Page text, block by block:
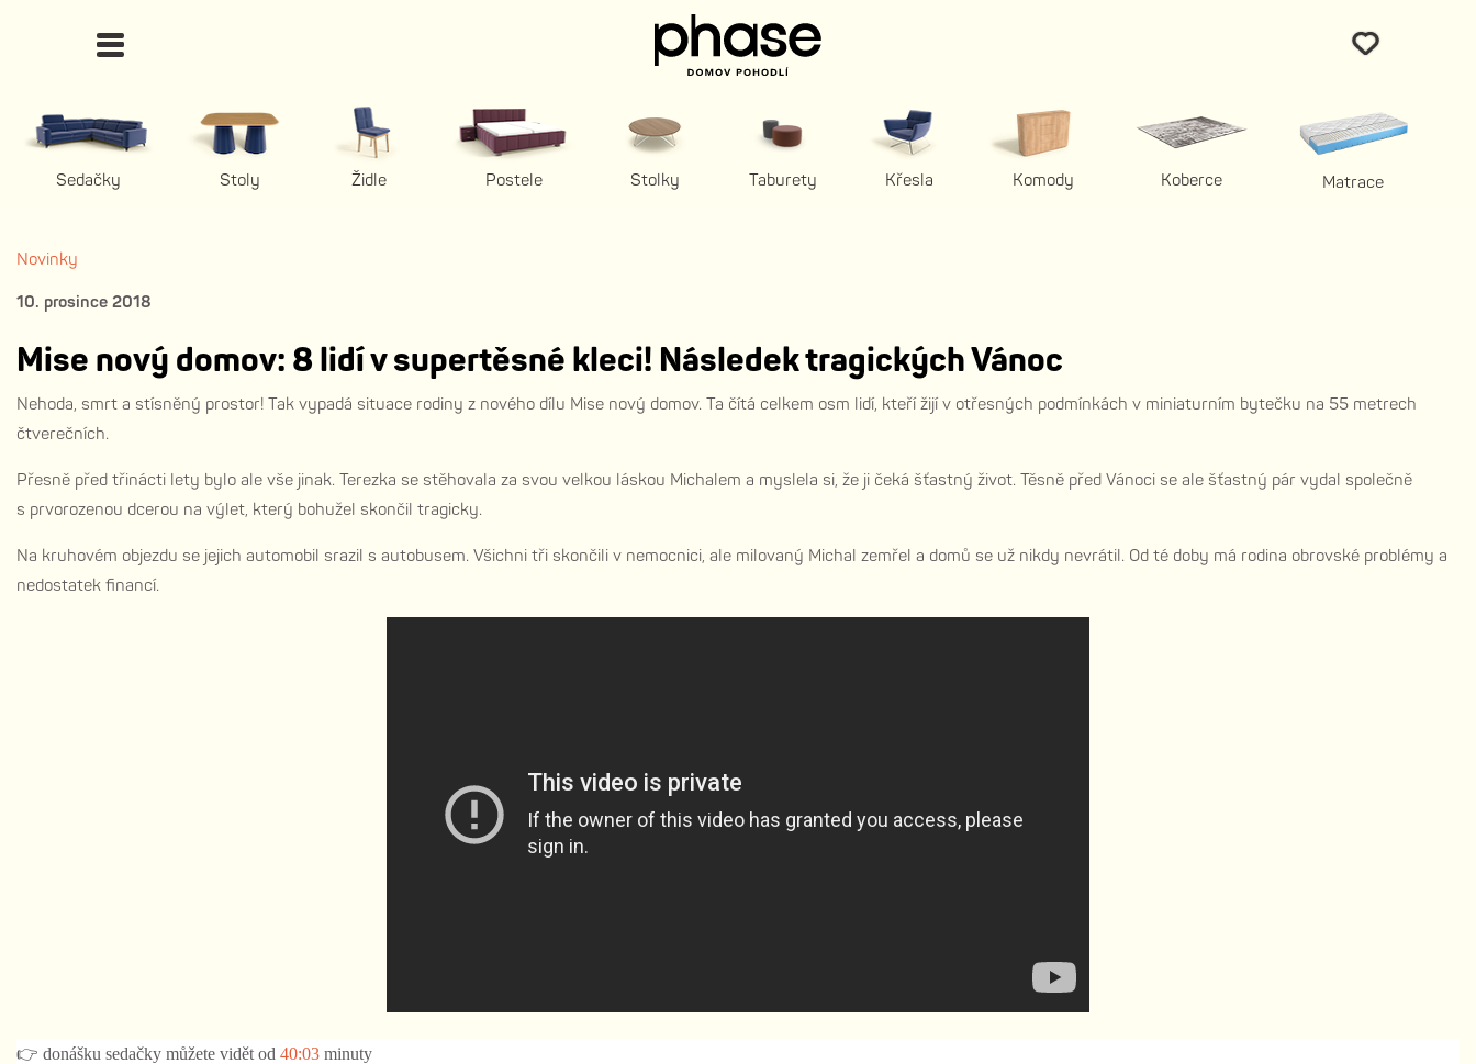
Sedačky Stoly Židle Postele Stolky Taburety Křesla Komody Koberce Matrace
Novinky
10. prosince 2018
Mise nový domov: 8 lidí v supertěsné kleci! Následek tragických Vánoc
Nehoda, smrt a stísněný prostor! Tak vypadá situace rodiny z nového dílu Mise nový domov. Ta čítá celkem osm lidí, kteří žijí v otřesných podmínkách v miniaturním bytečku na 55 metrech
čtverečních.
Přesně před třinácti lety bylo ale vše jinak. Terezka se stěhovala za svou velkou láskou Michalem a myslela si, že ji čeká šťastný život. Těsně před Vánoci se ale šťastný pár vydal společně
s prvorozenou dcerou na výlet, který bohužel skončil tragicky.
Na kruhovém objezdu se jejich automobil srazil s autobusem. Všichni tři skončili v nemocnici, ale milovaný Michal zemřel a domů se už nikdy nevrátil. Od té doby má rodina obrovské problémy a
nedostatek financí.
👉 donášku sedačky můžete vidět od 40:03 minuty